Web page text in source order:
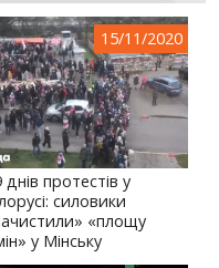
15/11/2020
днів протестів у
силовики
«площу
у Мінську